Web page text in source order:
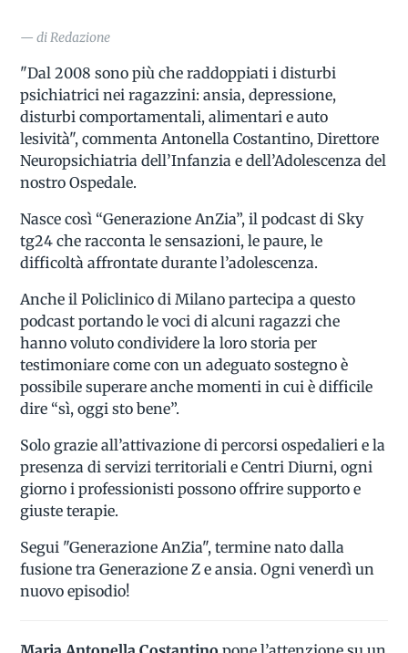
— di Redazione
"Dal 2008 sono più che raddoppiati i disturbi
psichiatrici nei ragazzini: ansia, depressione,
disturbi comportamentali, alimentari e auto
lesività", commenta Antonella Costantino, Direttore
Neuropsichiatria dell’Infanzia e dell’Adolescenza del
nostro Ospedale.
Nasce così “Generazione AnZia”, il podcast di Sky
tg24 che racconta le sensazioni, le paure, le
difficoltà affrontate durante l’adolescenza.
Anche il Policlinico di Milano partecipa a questo
podcast portando le voci di alcuni ragazzi che
hanno voluto condividere la loro storia per
testimoniare come con un adeguato sostegno è
possibile superare anche momenti in cui è difficile
dire “sì, oggi sto bene”.
Solo grazie all’attivazione di percorsi ospedalieri e la
presenza di servizi territoriali e Centri Diurni, ogni
giorno i professionisti possono offrire supporto e
giuste terapie.
Segui "Generazione AnZia", termine nato dalla
fusione tra Generazione Z e ansia. Ogni venerdì un
nuovo episodio!